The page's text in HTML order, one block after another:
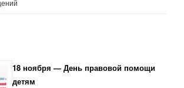
18 ноября — День правовой помощи
детям